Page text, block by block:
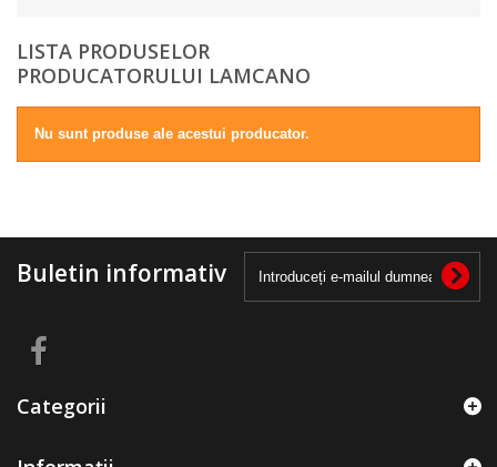
LISTA PRODUSELOR
PRODUCATORULUI LAMCANO
Nu sunt produse ale acestui producator.
Buletin informativ
Categorii